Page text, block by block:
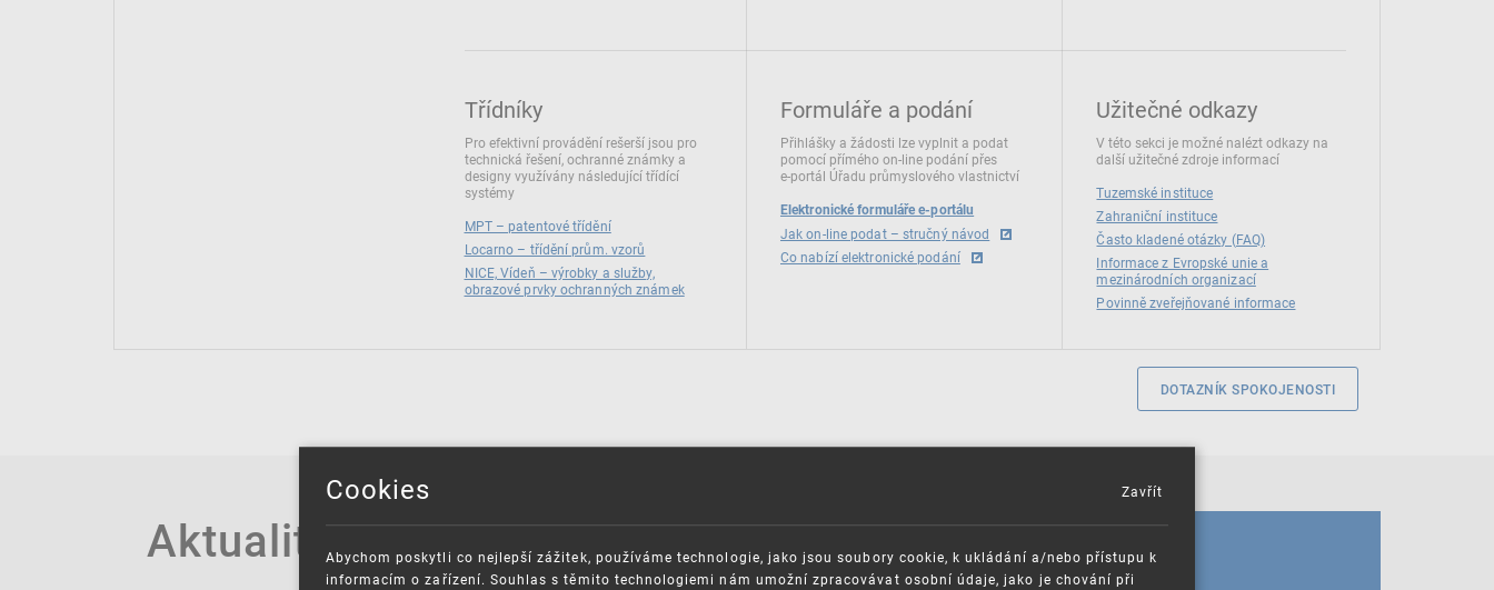
Třídníky
Pro efektivní provádění rešerší jsou pro
technická řešení, ochranné známky a
designy využívány následující třídící
systémy
MPT – patentové třídění
Locarno – třídění prům. vzorů
NICE, Vídeň – výrobky a služby,
obrazové prvky ochranných známek
Formuláře a podání
Přihlášky a žádosti lze vyplnit a podat
pomocí přímého on‑line podání přes
e‑portál Úřadu průmyslového vlastnictví
Elektronické formuláře e-portálu
Jak on-line podat – stručný návod
Co nabízí elektronické podání
Užitečné odkazy
V této sekci je možné nalézt odkazy na
další užitečné zdroje informací
Tuzemské instituce
Zahraniční instituce
Často kladené otázky (FAQ)
Informace z Evropské unie a
mezinárodních organizací
Povinně zveřejňované informace
DOTAZNÍK SPOKOJENOSTI
Aktuality KALENDÁŘ
Cookies
Abychom poskytli co nejlepší zážitek, používáme technologie, jako jsou soubory cookie, k ukládání a/nebo přístupu k
informacím o zařízení. Souhlas s těmito technologiemi nám umožní zpracovávat osobní údaje, jako je chování při
Zavřít